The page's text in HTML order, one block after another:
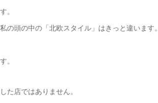
。
の頭の中の「北欧スタイル」はきっと違います。
。
た店ではありません。